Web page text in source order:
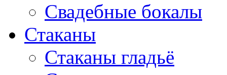
Свадебные бокалы
Стаканы
Стаканы гладьё